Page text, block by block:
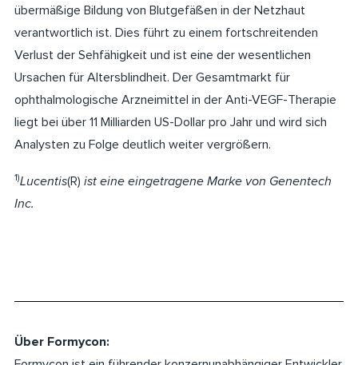
übermäßige Bildung von Blutgefäßen in der Netzhaut
verantwortlich ist. Dies führt zu einem fortschreitenden
Verlust der Sehfähigkeit und ist eine der wesentlichen
Ursachen für Altersblindheit. Der Gesamtmarkt für
ophthalmologische Arzneimittel in der Anti-VEGF-Therapie
liegt bei über 11 Milliarden US-Dollar pro Jahr und wird sich
Analysten zu Folge deutlich weiter vergrößern.
1)Lucentis(R) ist eine eingetragene Marke von Genentech
Inc.
Über Formycon: